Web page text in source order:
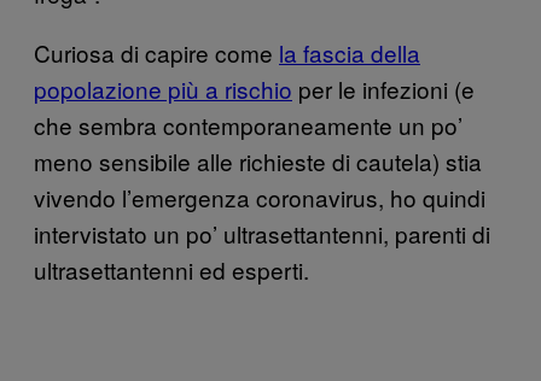
Curiosa di capire come la fascia della
popolazione più a rischio per le infezioni (e
che sembra contemporaneamente un po’
meno sensibile alle richieste di cautela) stia
vivendo l’emergenza coronavirus, ho quindi
intervistato un po’ ultrasettantenni, parenti di
ultrasettantenni ed esperti.